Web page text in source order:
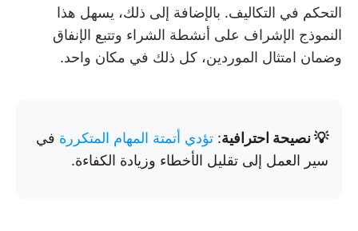
التحكم في التكاليف. بالإضافة إلى ذلك، يسهل هذا
النموذج الإشراف على أنشطة الشراء وتتبع الإنفاق
وضمان امتثال الموردين، كل ذلك في مكان واحد.
💡 نصيحة احترافية: تؤدي أتمتة المهام المتكررة في
سير العمل إلى تقليل الأخطاء وزيادة الكفاءة.